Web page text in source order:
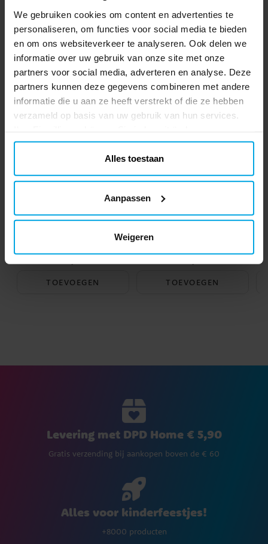
We gebruiken cookies om content en advertenties te
personaliseren, om functies voor social media te bieden
en om ons websiteverkeer te analyseren. Ook delen we
informatie over uw gebruik van onze site met onze
partners voor social media, adverteren en analyse. Deze
partners kunnen deze gegevens combineren met andere
informatie die u aan ze heeft verstrekt of die ze hebben
verzameld op basis van uw gebruik van hun services.
Alles toestaan
Aanpassen
Weigeren
vorm te bakken. Pippi - Speel met het
sterkste meisje ter wereld! Het is geen
wonder dat Pippi de favoriet van veel
kinderen is. De verhalen van Astrid
Lindgren over Pippi Langkous blijven
kinderen vermaken en de klassieke
illustraties van Ingrid Vang Nyman geven
het speelgoed een speels leven.
TOEVOEGEN
Anderen kochten ook
Minions Kinderpet
Prijs:€ 7,90
€ 7,90
TOEVOEGEN
Paw Patrol - Gummen 4
Prijs:€ 3,29
€ 3,29
TOEVOEGEN
Levering met DPD Home € 5,90
Gratis verzending bij aankopen boven de € 60
Alles voor kinderfeestjes!
+8000 producten